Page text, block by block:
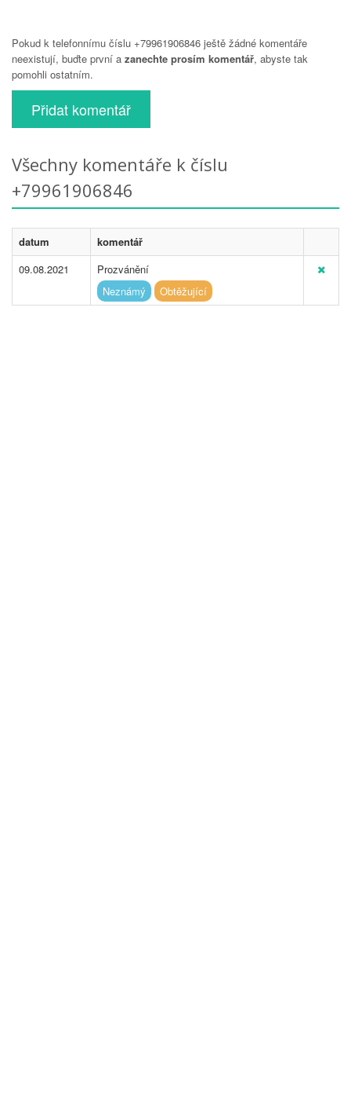
Pokud k telefonnímu číslu +79961906846 ještě žádné komentáře
neexistují, buďte první a zanechte prosím komentář, abyste tak
pomohli ostatním.
Přidat komentář
Všechny komentáře k číslu
+79961906846
datum
komentář
09.08.2021
Prozvánění
Neznámý
Obtěžující